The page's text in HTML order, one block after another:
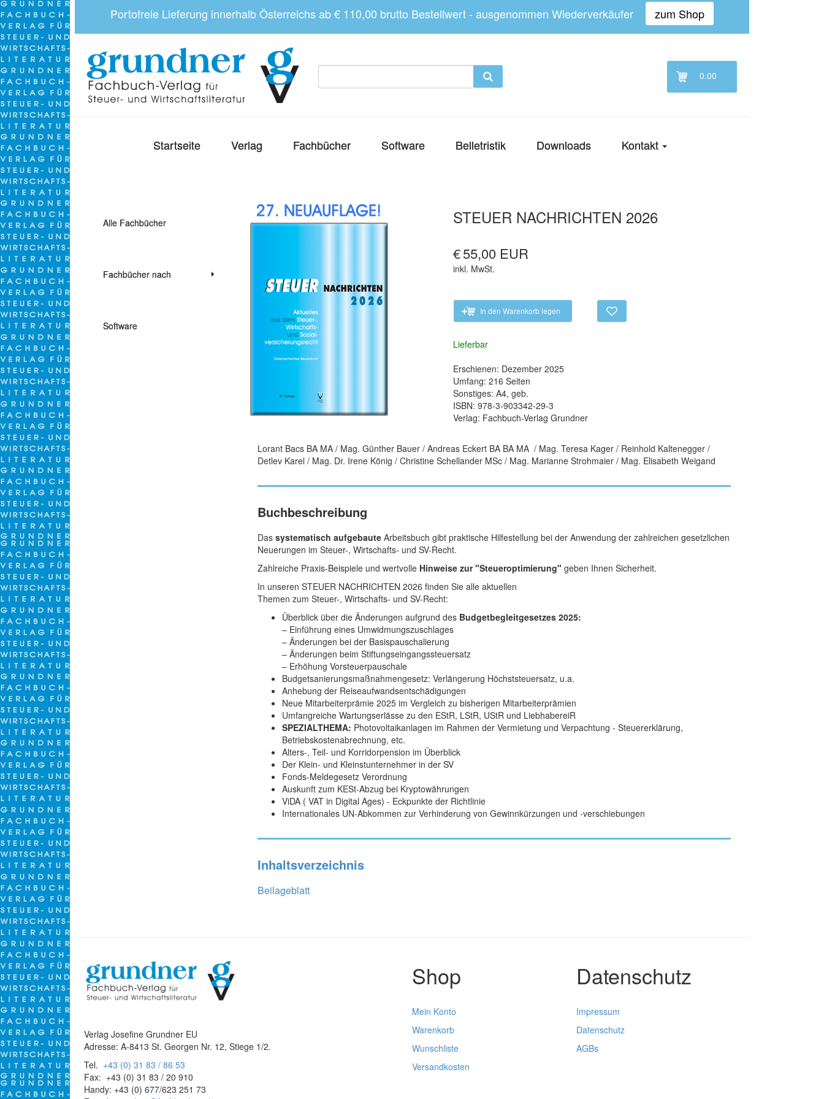
Portofreie Lieferung innerhalb Österreichs ab € 110,00 brutto Bestellwert - ausgenommen Wiederverkäufer zum Shop
0.00
Startseite Verlag Fachbücher Software Belletristik Downloads Kontakt
Alle Fachbücher
Fachbücher nach
Themen
Software
STEUER NACHRICHTEN 2026
€55,00 EUR
inkl. MwSt.
In den Warenkorb legen
Lieferbar
Erschienen: Dezember 2025
Umfang: 216 Seiten
Sonstiges: A4, geb.
ISBN: 978-3-903342-29-3
Verlag: Fachbuch-Verlag Grundner
Lorant Bacs BA MA / Mag. Günther Bauer / Andreas Eckert BA BA MA / Mag. Teresa Kager / Reinhold Kaltenegger /
Detlev Karel / Mag. Dr. Irene König / Christine Schellander MSc / Mag. Marianne Strohmaier / Mag. Elisabeth Weigand
Buchbeschreibung
Das systematisch aufgebauteArbeitsbuch gibt praktische Hilfestellung bei der Anwendung der zahlreichen gesetzlichen
Neuerungen im Steuer-, Wirtschafts- und SV-Recht.
Zahlreiche Praxis-Beispiele und wertvolle Hinweise zur "Steueroptimierung" geben Ihnen Sicherheit.
In unseren STEUER NACHRICHTEN 2026 finden Sie alle aktuellen
Themen zum Steuer-, Wirtschafts- und SV-Recht:
Überblick über die Änderungen aufgrund des Budgetbegleitgesetzes 2025:
– Einführung eines Umwidmungszuschlages
– Änderungen bei der Basispauschalierung
– Änderungen beim Stiftungseingangssteuersatz
– Erhöhung Vorsteuerpauschale
Budgetsanierungsmaßnahmengesetz: Verlängerung Höchststeuersatz, u.a.
Anhebung der Reiseaufwandsentschädigungen
Neue Mitarbeiterprämie 2025 im Vergleich zu bisherigen Mitarbeiterprämien
Umfangreiche Wartungserlässe zu den EStR, LStR, UStR und LiebhabereiR
SPEZIALTHEMA: Photovoltaikanlagen im Rahmen der Vermietung und Verpachtung - Steuererklärung,
Betriebskostenabrechnung, etc.
Alters-, Teil- und Korridorpension im Überblick
Der Klein- und Kleinstunternehmer in der SV
Fonds-Meldegesetz Verordnung
Auskunft zum KESt-Abzug bei Kryptowährungen
ViDA ( VAT in Digital Ages) - Eckpunkte der Richtlinie
Internationales UN-Abkommen zur Verhinderung von Gewinnkürzungen und -verschiebungen
Inhaltsverzeichnis
Beilageblatt
Verlag Josefine Grundner EU
Adresse: A-8413 St. Georgen Nr. 12, Stiege 1/2.
Tel. +43 (0) 31 83 / 86 53
Fax: +43 (0) 31 83 / 20 910
Handy: +43 (0) 677/623 251 73
Shop
Mein Konto
Warenkorb
Wunschliste
Versandkosten
Datenschutz
Impressum
Datenschutz
AGBs